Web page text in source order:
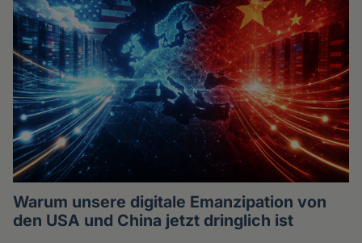
Warum unsere digitale Emanzipation von
den USA und China jetzt dringlich ist